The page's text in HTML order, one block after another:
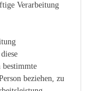
Verarbeitung
bestimmte
beziehen, zu